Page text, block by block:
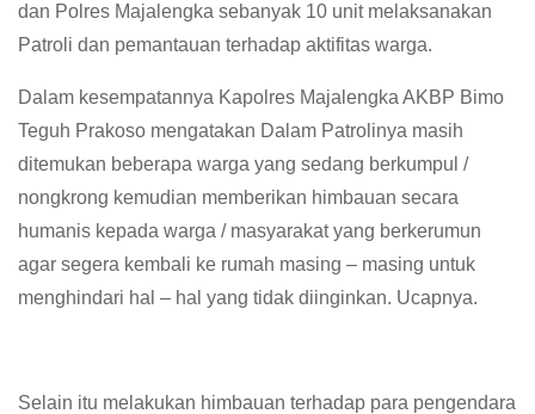
dan Polres Majalengka sebanyak 10 unit melaksanakan
Patroli dan pemantauan terhadap aktifitas warga.
Dalam kesempatannya Kapolres Majalengka AKBP Bimo
Teguh Prakoso mengatakan Dalam Patrolinya masih
ditemukan beberapa warga yang sedang berkumpul /
nongkrong kemudian memberikan himbauan secara
humanis kepada warga / masyarakat yang berkerumun
agar segera kembali ke rumah masing – masing untuk
menghindari hal – hal yang tidak diinginkan. Ucapnya.
Selain itu melakukan himbauan terhadap para pengendara